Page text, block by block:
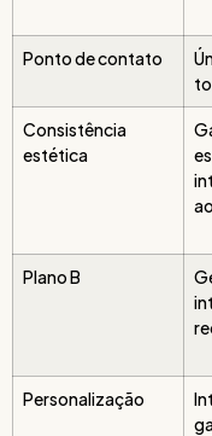
Ponto de contato
Consistência
estética
Plano B
Personalização